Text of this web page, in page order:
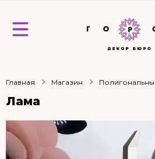
Главная Магазин
Лама